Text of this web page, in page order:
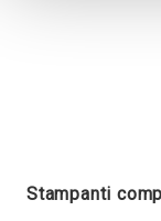
Stampanti